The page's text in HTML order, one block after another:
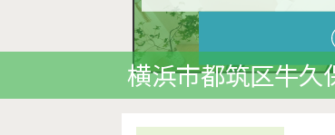
横浜市都筑区牛